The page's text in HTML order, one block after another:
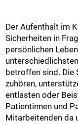
Der Aufenthalt im
Sicherheiten in
persönlichen
betroffen sind. Die
zuhören,
entlasten oder
Patientinnen und
Mitarbeitenden da